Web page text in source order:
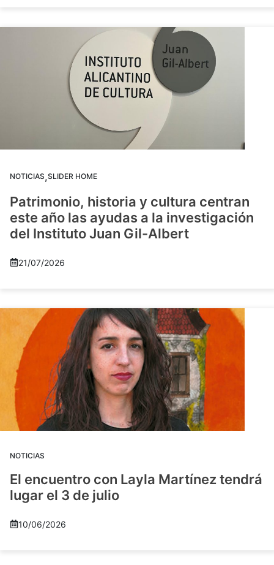
NOTICIAS,SLIDER HOME
Patrimonio, historia y cultura centran
este año las ayudas a la investigación
del Instituto Juan Gil-Albert
21/07/2026
NOTICIAS
El encuentro con Layla Martínez tendrá
lugar el 3 de julio
10/06/2026